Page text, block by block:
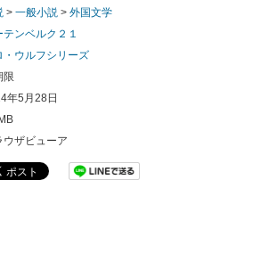
> 一般小説 > 外国文学
テンベルク２１
・ウルフシリーズ
限
年5月28日
ウザビューア